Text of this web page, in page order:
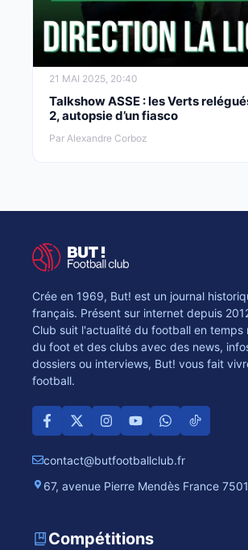
21 MAI 2025, 20:40
Talkshow ASSE : les Verts
2, autopsie d’un fiasco
Par Alexandre Corboz
Crée en 1969, But! est un journal
français. Présent sur internet depuis
Club suit l'actualité du football en temps
du foot et des clubs avec des news,
dossiers ou interviews, But! vous fait
football.
contact@butfootballclub.fr
67, avenue Pierre Mendès France
Compétitions